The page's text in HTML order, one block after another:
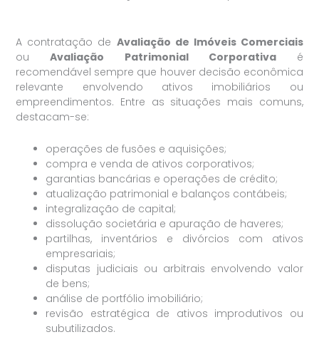
A contratação de Avaliação de Imóveis Comerciais
ouAvaliação Patrimonial Corporativaé
recomendável sempre que houver decisão econômica
relevante envolvendo ativos imobiliários ou
empreendimentos. Entre as situações mais comuns,
destacam-se:
operações de fusões e aquisições;
compra e venda de ativos corporativos;
garantias bancárias e operações de crédito;
atualização patrimonial e balanços contábeis;
integralização de capital;
dissolução societária e apuração de haveres;
partilhas, inventários e divórcios com ativos
empresariais;
disputas judiciais ou arbitrais envolvendo valor
de bens;
análise de portfólio imobiliário;
revisão estratégica de ativos improdutivos ou
subutilizados.